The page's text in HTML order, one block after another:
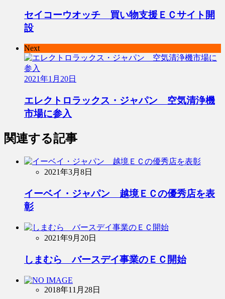
セイコーウオッチ 買い物支援ＥＣサイト開
設
Next
2021年1月20日
エレクトロラックス・ジャパン 空気清浄機
市場に参入
関連する記事
2021年3月8日
イーベイ・ジャパン 越境ＥＣの優秀店を表
彰
2021年9月20日
しまむら バースデイ事業のＥＣ開始
2018年11月28日